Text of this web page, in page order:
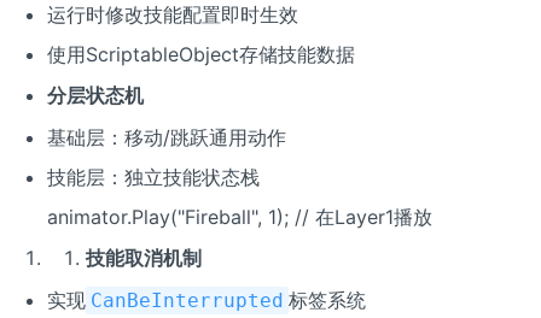
运行时修改技能配置即时生效
使用ScriptableObject存储技能数据
分层状态机
基础层：移动/跳跃通用动作
技能层：独立技能状态栈
animator.Play("Fireball", 1); // 在Layer1播放
技能取消机制
实现 CanBeInterrupted 标签系统